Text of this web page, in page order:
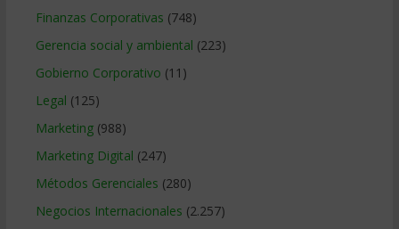
Finanzas Corporativas (748)
Gerencia social y ambiental (223)
Gobierno Corporativo (11)
Legal (125)
Marketing(988)
Marketing Digital (247)
Métodos Gerenciales (280)
Negocios Internacionales (2.257)